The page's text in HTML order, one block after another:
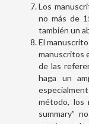
Los
no más de
también un
El
manuscritos
de las
haga un
método, los
summary”